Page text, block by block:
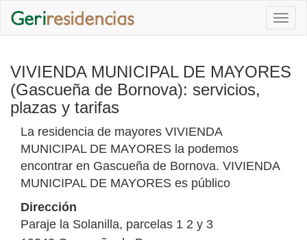
VIVIENDA MUNICIPAL DE MAYORES
(Gascueña de Bornova): servicios,
plazas y tarifas
La residencia de mayores VIVIENDA
MUNICIPAL DE MAYORES la podemos
encontrar en Gascueña de Bornova. VIVIENDA
MUNICIPAL DE MAYORES es público
Dirección
Paraje la Solanilla, parcelas 1 2 y 3